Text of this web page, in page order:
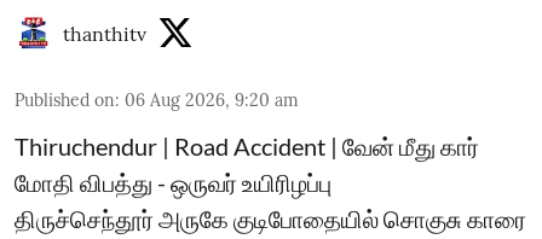
thanthitv
Published on: 06 Aug 2026, 9:20 am
Thiruchendur | Road Accident | வேன் மீது கார்
மோதி விபத்து - ஒருவர் உயிரிழப்பு
திருச்செந்தூர் அருகே குடிபோதையில் சொகுசு காரை